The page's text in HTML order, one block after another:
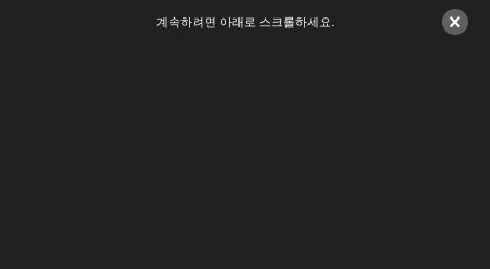
×
계속하려면 아래로 스크롤하세요.